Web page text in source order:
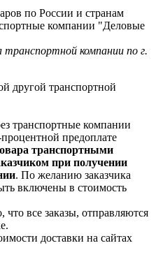
по России и странам
компании "Деловые
транспортной компании по г.
другой транспортной
транспортные компании
предоплате
транспортными
при получении
. По желанию заказчика
включены в стоимость
все заказы, отправляются
доставки на сайтах